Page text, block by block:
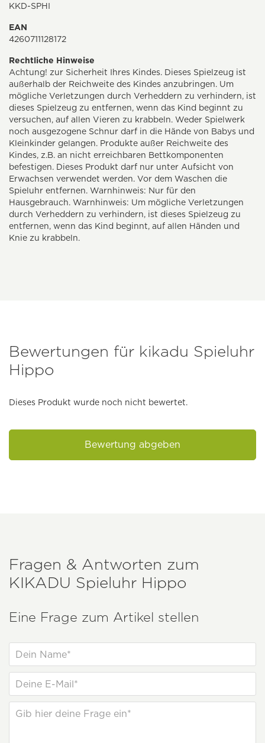
KKD-SPHI
EAN
4260711128172
Rechtliche Hinweise
Achtung! zur Sicherheit Ihres Kindes. Dieses Spielzeug ist
außerhalb der Reichweite des Kindes anzubringen. Um
mögliche Verletzungen durch Verheddern zu verhindern, ist
dieses Spielzeug zu entfernen, wenn das Kind beginnt zu
versuchen, auf allen Vieren zu krabbeln. Weder Spielwerk
noch ausgezogene Schnur darf in die Hände von Babys und
Kleinkinder gelangen. Produkte außer Reichweite des
Kindes, z.B. an nicht erreichbaren Bettkomponenten
befestigen. Dieses Produkt darf nur unter Aufsicht von
Erwachsen verwendet werden. Vor dem Waschen die
Spieluhr entfernen. Warnhinweis: Nur für den
Hausgebrauch. Warnhinweis: Um mögliche Verletzungen
durch Verheddern zu verhindern, ist dieses Spielzeug zu
entfernen, wenn das Kind beginnt, auf allen Händen und
Knie zu krabbeln.
Bewertungen für kikadu Spieluhr
Hippo
Dieses Produkt wurde noch nicht bewertet.
Bewertung abgeben
Fragen & Antworten zum
KIKADU Spieluhr Hippo
Eine Frage zum Artikel stellen